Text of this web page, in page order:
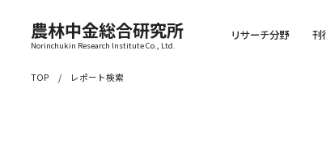
農林中金総合研究所
Norinchukin Research Institute Co., Ltd.
リサーチ分野 刊
TOP レポート検索